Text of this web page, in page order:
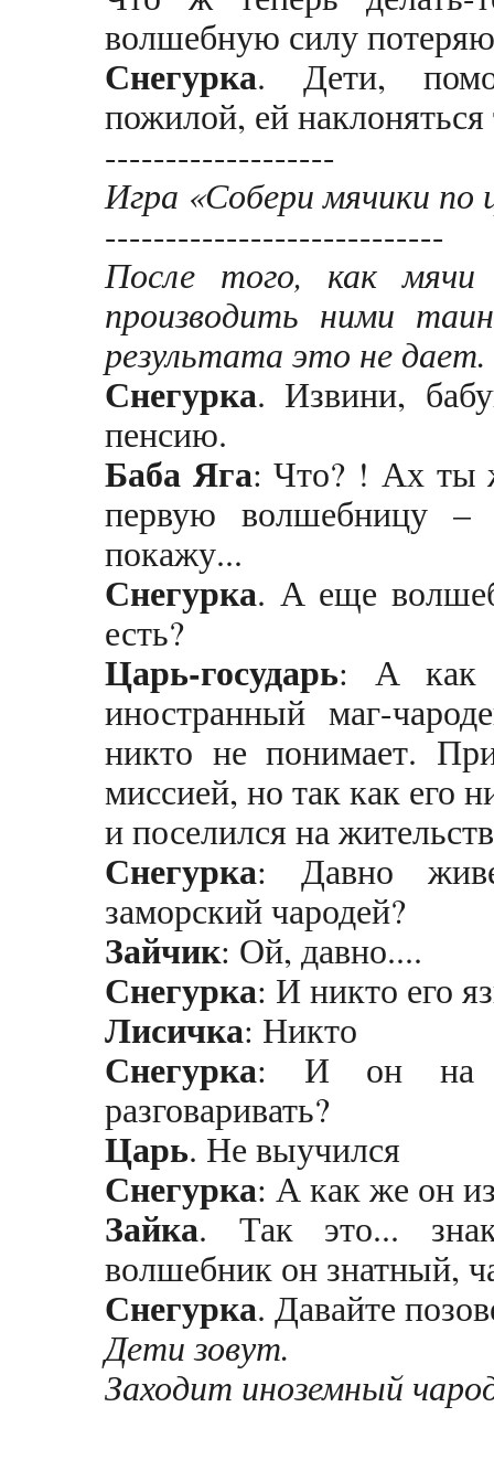
волшебную силу
Снегурка. Дети,
пожилой, ей
-------------------
Игра «Собери мячики по
----------------------------
После того, как
производить ними
результата это не
Снегурка. Извини,
пенсию.
Баба Яга: Что? ! Ах ты
первую волшебницу
покажу...
Снегурка. А еще
есть?
Царь-государь: А как
иностранный маг-
никто не понимает.
миссией, но так как его
и поселился на
Снегурка: Давно
заморский чародей?
Зайчик: Ой, давно....
Снегурка: И никто его
Лисичка: Никто
Снегурка: И он на
разговаривать?
Царь. Не выучился
Снегурка: А как же он
Зайка. Так это...
волшебник он знатный,
Снегурка. Давайте
Дети зовут.
Заходит иноземный